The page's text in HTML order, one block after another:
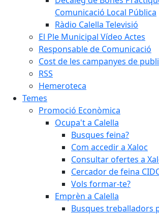
Comunicació Local Pública
Ràdio Calella Televisió
El Ple Municipal Vídeo Actes
Responsable de Comunicació
Cost de les campanyes de
RSS
Hemeroteca
Temes
Promoció Econòmica
Ocupa't a Calella
Busques feina?
Com accedir a Xaloc
Consultar ofertes a
Cercador de feina
Vols formar-te?
Emprèn a Calella
Busques treballadors